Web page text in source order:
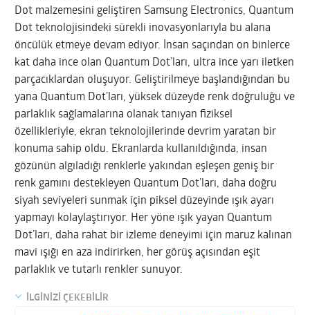
Dot malzemesini geliştiren Samsung Electronics, Quantum
Dot teknolojisindeki sürekli inovasyonlarıyla bu alana
öncülük etmeye devam ediyor. İnsan saçından on binlerce
kat daha ince olan Quantum Dot’ları, ultra ince yarı iletken
parçacıklardan oluşuyor. Geliştirilmeye başlandığından bu
yana Quantum Dot’ları, yüksek düzeyde renk doğruluğu ve
parlaklık sağlamalarına olanak tanıyan fiziksel
özellikleriyle, ekran teknolojilerinde devrim yaratan bir
konuma sahip oldu. Ekranlarda kullanıldığında, insan
gözünün algıladığı renklerle yakından eşleşen geniş bir
renk gamını destekleyen Quantum Dot’ları, daha doğru
siyah seviyeleri sunmak için piksel düzeyinde ışık ayarı
yapmayı kolaylaştırıyor. Her yöne ışık yayan Quantum
Dot’ları, daha rahat bir izleme deneyimi için maruz kalınan
mavi ışığı en aza indirirken, her görüş açısından eşit
parlaklık ve tutarlı renkler sunuyor.
İLGİNİZİ ÇEKEBİLİR